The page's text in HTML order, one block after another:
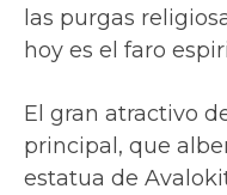
las purgas
hoy es el faro
El gran atractivo
principal, que
estatua de